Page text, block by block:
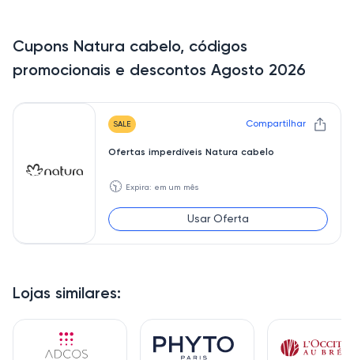
Lojas similares:
Cupons Natura cabelo, códigos
promocionais e descontos Agosto 2026
SALE Compartilhar
Ofertas imperdíveis Natura cabelo
🕥 Expira: em um mês
Usar Oferta